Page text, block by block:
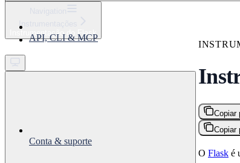
Get started
Instrumentações
Instrumentação do Flask
API, CLI & MCP
Conta & suporte
Copiar
Copiar
O Flask é